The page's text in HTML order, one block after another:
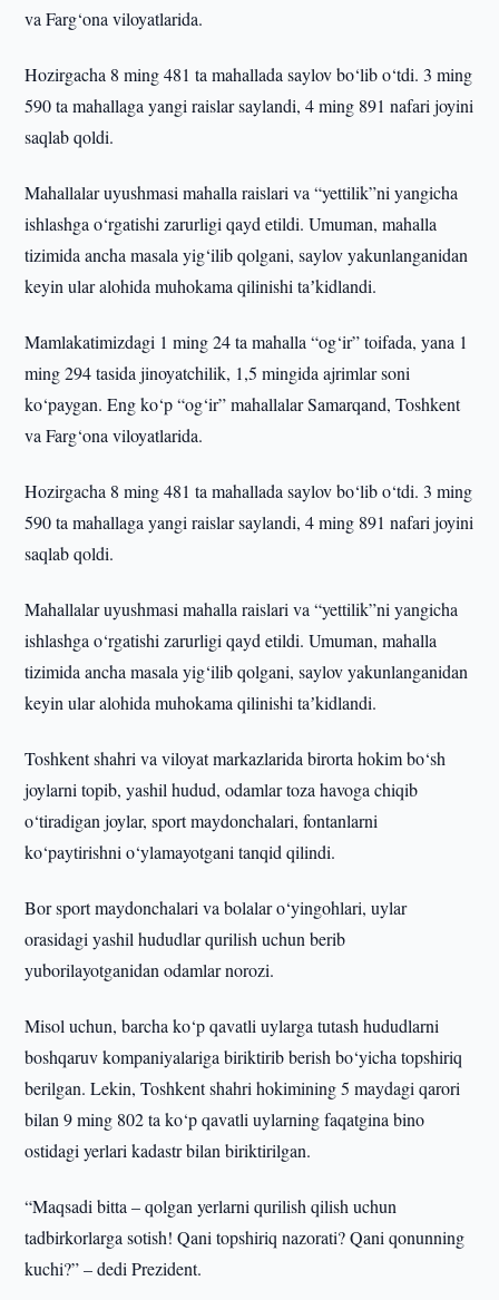
va Farg‘ona viloyatlarida.
Hozirgacha 8 ming 481 ta mahallada saylov bo‘lib o‘tdi. 3 ming
590 ta mahallaga yangi raislar saylandi, 4 ming 891 nafari joyini
saqlab qoldi.
Mahallalar uyushmasi mahalla raislari va “yettilik”ni yangicha
ishlashga o‘rgatishi zarurligi qayd etildi. Umuman, mahalla
tizimida ancha masala yig‘ilib qolgani, saylov yakunlanganidan
keyin ular alohida muhokama qilinishi taʼkidlandi.
Mamlakatimizdagi 1 ming 24 ta mahalla “og‘ir” toifada, yana 1
ming 294 tasida jinoyatchilik, 1,5 mingida ajrimlar soni
ko‘paygan. Eng ko‘p “og‘ir” mahallalar Samarqand, Toshkent
va Farg‘ona viloyatlarida.
Hozirgacha 8 ming 481 ta mahallada saylov bo‘lib o‘tdi. 3 ming
590 ta mahallaga yangi raislar saylandi, 4 ming 891 nafari joyini
saqlab qoldi.
Mahallalar uyushmasi mahalla raislari va “yettilik”ni yangicha
ishlashga o‘rgatishi zarurligi qayd etildi. Umuman, mahalla
tizimida ancha masala yig‘ilib qolgani, saylov yakunlanganidan
keyin ular alohida muhokama qilinishi taʼkidlandi.
Toshkent shahri va viloyat markazlarida birorta hokim bo‘sh
joylarni topib, yashil hudud, odamlar toza havoga chiqib
o‘tiradigan joylar, sport maydonchalari, fontanlarni
ko‘paytirishni o‘ylamayotgani tanqid qilindi.
Bor sport maydonchalari va bolalar o‘yingohlari, uylar
orasidagi yashil hududlar qurilish uchun berib
yuborilayotganidan odamlar norozi.
Misol uchun, barcha ko‘p qavatli uylarga tutash hududlarni
boshqaruv kompaniyalariga biriktirib berish bo‘yicha topshiriq
berilgan. Lekin, Toshkent shahri hokimining 5 maydagi qarori
bilan 9 ming 802 ta ko‘p qavatli uylarning faqatgina bino
ostidagi yerlari kadastr bilan biriktirilgan.
“Maqsadi bitta – qolgan yerlarni qurilish qilish uchun
tadbirkorlarga sotish! Qani topshiriq nazorati? Qani qonunning
kuchi?” – dedi Prezident.